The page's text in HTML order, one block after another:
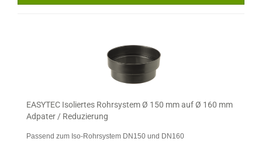
EASYTEC Isoliertes Rohrsystem Ø 150 mm auf Ø 160 mm
Adpater / Reduzierung
Passend zum Iso-Rohrsystem DN150 und DN160